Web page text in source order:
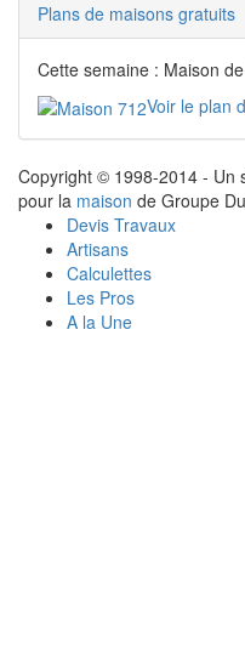
Plans de maisons gratuits
Cette semaine : Maison
Voir le plan
Copyright © 1998-2014 - Un
pour la maison de Groupe
Devis Travaux
Artisans
Calculettes
Les Pros
A la Une